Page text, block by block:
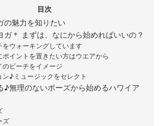
目次
の魅力を知りたい
ガ＊ まずは、なにから始めればいいの？
ウォーキングしています
ポイントを置きたい方はウエアから
のビーチをイメージ
ン♪ミュージックをセレクト
♪無理のないポーズから始めるハワイア
ズ